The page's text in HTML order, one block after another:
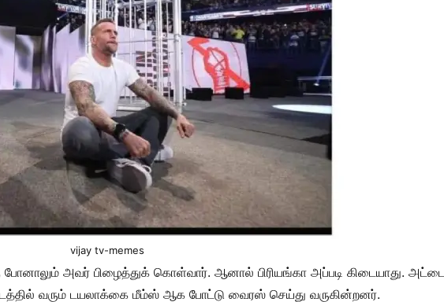
vijay tv-memes
அவர் பிழைத்துக் கொள்வார். ஆனால் பிரியங்கா அப்படி கிடையாது. அட்டை
வரும் டயலாக்கை மீம்ஸ் ஆக போட்டு வைரஸ் செய்து வருகின்றனர்.